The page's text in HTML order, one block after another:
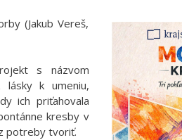
(Jakub Vereš,
s názvom
lásky k umeniu,
ich priťahovala
kresby v
potreby tvoriť.